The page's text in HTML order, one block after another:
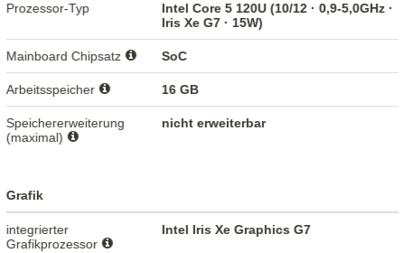
Prozessor-Typ
Intel Core 5 120U (10/12 · 0,9-5,0GHz ·
Iris Xe G7 · 15W)
Mainboard Chipsatz SoC
Arbeitsspeicher 16 GB
Speichererweiterung
(maximal)
nicht erweiterbar
Grafik
integrierter
Grafikprozessor
Intel Iris Xe Graphics G7